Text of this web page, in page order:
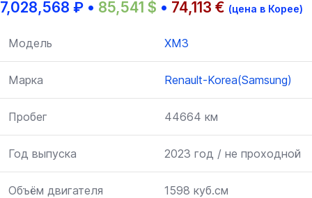
7,028,568 ₽ • 85,541 $ • 74,113 € (цена в Корее)
Модель XM3
Марка Renault-Korea(Samsung)
Пробег 44664 км
Год выпуска 2023 год / не проходной
Объём двигателя 1598 куб.см